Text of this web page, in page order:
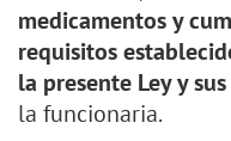
medicamentos y
requisitos
la presente Ley y
la funcionaria.